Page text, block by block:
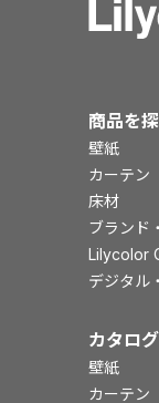
商品を
壁紙
カーテン
床材
ブランド
Lilycolor
デジタル
カタロ
壁紙
カーテン